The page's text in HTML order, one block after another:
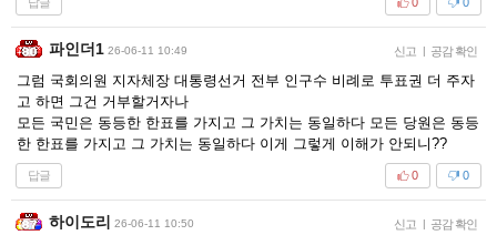
파인더1 26-06-11 10:49 신고 | 공감 확인
그럼 국회의원 지자체장 대통령선거 전부 인구수 비례로 투표권 더 주자
고 하면 그건 거부할거자나
모든 국민은 동등한 한표를 가지고 그 가치는 동일하다 모든 당원은 동등
한 한표를 가지고 그 가치는 동일하다 이게 그렇게 이해가 안되니??
답글 0
0
하이도리 26-06-11 10:50 신고 | 공감 확인